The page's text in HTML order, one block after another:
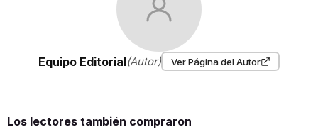
Equipo Editorial(Autor) Ver Página del Autor
Los lectores también compraron